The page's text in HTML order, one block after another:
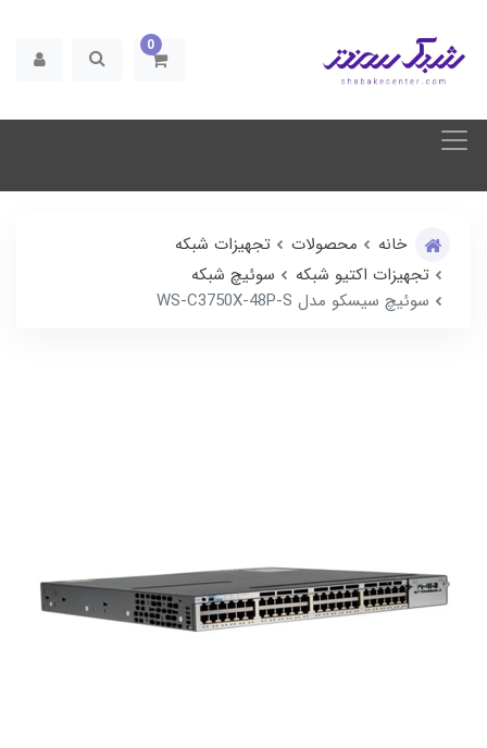
0
خانه محصولات
تجهیزات شبکه
تجهیزات اکتیو شبکه
سوئیچ شبکه
سوئیچ سیسکو مدل WS-C3750X-48P-S